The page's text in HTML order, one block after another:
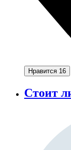
Нравится 16
Стоит